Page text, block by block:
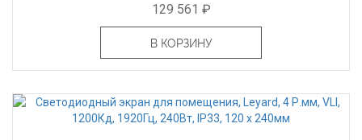
129 561 ₽
В КОРЗИНУ